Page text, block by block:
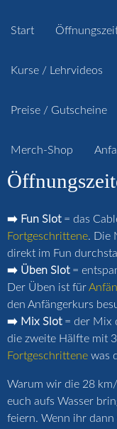
Start
Kurse / Lehrvideos
Preise / Gutscheine
Merch-Shop
➡️ Fun Slot= das
Fortgeschrittene. Die
direkt im Fun
➡️ Üben Slot=
Der Üben ist für
den Anfängerkurs
➡️ Mix Slot= der Mix
die zweite Hälfte mit
Fortgeschrittene was
Warum wir die 28
euch aufs Wasser
feiern. Wenn ihr dann